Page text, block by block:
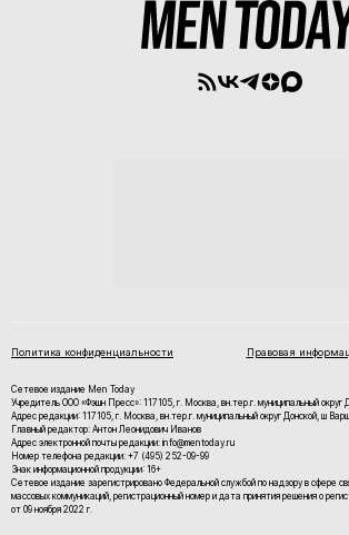
Политика конфиденциальности Правовая
Сетевое издание Men Today
Учредитель ООО «Фэшн Пресс»: 117105, г. Москва, вн.тер.г. муниципальный округ
Адрес редакции: 117105, г. Москва, вн.тер.г. муниципальный округ Донской, ш
Главный редактор: Антон Леонидович Иванов
Адрес электронной почты редакции: info@mentoday.ru
Номер телефона редакции: +7 (495) 252-09-99
Знак информационной продукции: 16+
Cетевое издание зарегистрировано Федеральной службой по надзору в сфере
массовых коммуникаций, регистрационный номер и дата принятия решения о
от 09 ноября 2022 г.